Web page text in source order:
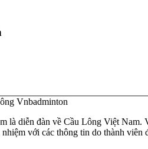
Vnbadminton
là diễn đàn về Cầu Lông Việt Nam.
với các thông tin do thành